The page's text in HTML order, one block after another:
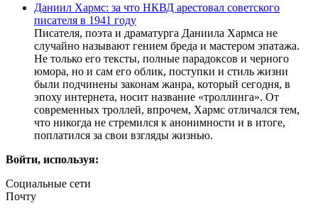
Даниил Хармс: за что НКВД арестовал советского
писателя в 1941 году
Писателя, поэта и драматурга Даниила Хармса не
случайно называют гением бреда и мастером эпатажа.
Не только его тексты, полные парадоксов и черного
юмора, но и сам его облик, поступки и стиль жизни
были подчинены законам жанра, который сегодня, в
эпоху интернета, носит название «троллинга». От
современных троллей, впрочем, Хармс отличался тем,
что никогда не стремился к анонимности и в итоге,
поплатился за свои взгляды жизнью.
Войти, используя:
Социальные сети
Почту